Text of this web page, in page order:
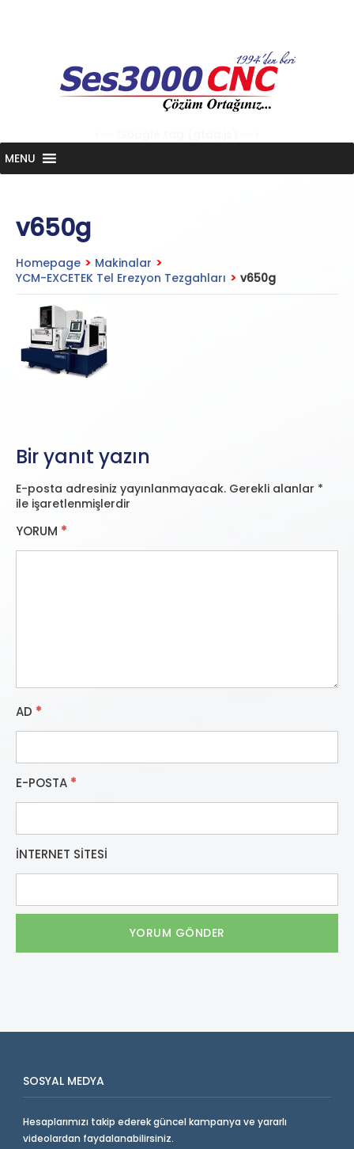
content
MENU
v650g
Homepage > Makinalar >
YCM-EXCETEK Tel Erezyon Tezgahları > v650g
Bir yanıt yazın
E-posta adresiniz yayınlanmayacak. Gerekli alanlar *
ile işaretlenmişlerdir
YORUM *
AD *
E-POSTA *
İNTERNET SITESI
SOSYAL MEDYA
Hesaplarımızı takip ederek güncel kampanya ve yararlı
videolardan faydalanabilirsiniz.